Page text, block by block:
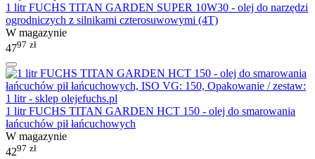
1 litr FUCHS TITAN GARDEN SUPER 10W30 - olej do narzędzi
ogrodniczych z silnikami czterosuwowymi (4T)
W magazynie
4797 zł
1 litr FUCHS TITAN GARDEN HCT 150 - olej do smarowania
łańcuchów pił łańcuchowych
W magazynie
4297 zł